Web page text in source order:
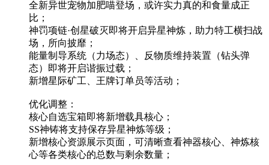
全新异世宠物加肥喵登场，或许实力真的和食量成正
比；
神罚项链·创星破灭即将开启异星神炼，助力特工横扫战
场，所向披靡；
能量制导系统（力场态）、反物质维持装置（钻头弹
态）即将开启谐振过载；
新增星际矿工、王牌订单员等活动；
优化调整：
核心自选宝箱即将新增载具核心；
SS神铸将支持保存异星神炼等级；
新增核心资源展示页面，可清晰查看神器核心、神炼核
心等各类核心的总数与剩余数量；